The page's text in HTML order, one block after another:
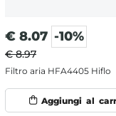
€ 8.07 -10%
€ 8.97
Filtro aria HFA4405 Hiflo